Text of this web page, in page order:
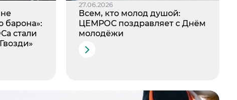
барона»:
стали
27.06.2026
Всем, кто молод душой:
ЦЕМРОС поздравляет с Днём
молодёжи